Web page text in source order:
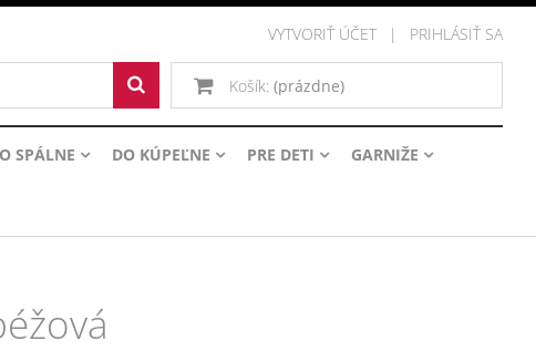
VYTVORIŤ ÚČET PRIHLÁSIŤ SA
Košík: (prázdne)
SPÁLNE DO KÚPEĽNE PRE DETI GARNIŽE